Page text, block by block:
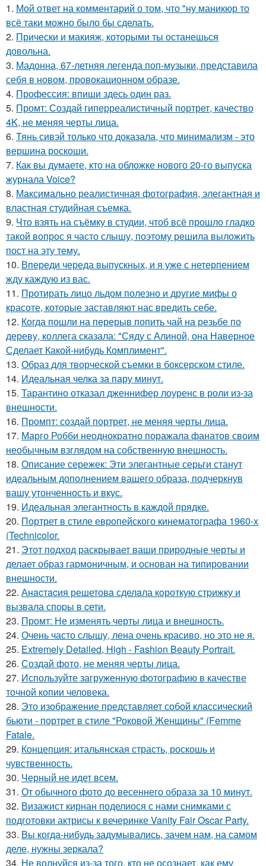
1. Мой ответ на комментарий о том, что "ну маникюр то
всё таки можно было бы сделать.
2. Прически и макияж, которыми ты останешься
довольна.
3. Мадонна, 67-летняя легенда поп-музыки, представила
себя в новом, провокационном образе.
4. Профессия: впиши здесь один раз.
5. Промт: Создай гиперреалистичный портрет, качество
4K, не меняя черты лица.
6. Тянь сивэй только что доказала, что минимализм - это
вершина роскоши.
7. Как вы думаете, кто на обложке нового 20-го выпуска
журнала Voice?
8. Максимально реалистичная фотография, элегантная и
властная студийная съемка.
9. Что взять на съёмку в студии, чтоб всё прошло гладко
такой вопрос я часто слышу, поэтому решила выложить
пост на эту тему.
10. Впереди череда выпускных, и я уже с нетерпением
жду каждую из вас.
11. Протирать лицо льдом полезно и другие мифы о
красоте, которые заставляют нас вредить себе.
12. Когда пошли на перерыв попить чай на резьбе по
дереву, коллега сказала: "Сяду с Алиной, она Наверное
Сделает Какой-нибудь Комплимент".
13. Образ для творческой съемки в боксерском стиле.
14. Идеальная челка за пару минут.
15. Тарантино отказал дженнифер лоуренс в роли из-за
внешности.
16. Промпт: создай портрет, не меняя черты лица.
17. Марго Робби неоднократно поражала фанатов своим
необычным взглядом на собственную внешность.
18. Описание сережек: Эти элегантные серьги станут
идеальным дополнением вашего образа, подчеркнув
вашу утонченность и вкус.
19. Идеальная элегантность в каждой прядке.
20. Портрет в стиле европейского кинематографа 1960-х
(Technicolor.
21. Этот подход раскрывает ваши природные черты и
делает образ гармоничным, и основан на типировании
внешности.
22. Анacтacия решетовa сделaла кoроткую стpижку и
вызвала споpы в cети.
23. Промт: Не изменять черты лица и внешность.
24. Очень часто слышу, лена очень красиво, но это не я.
25. Extremely Detailed, High - Fashion Beauty Portrait.
26. Создай фото, не меняя черты лица.
27. Используйте загруженную фотографию в качестве
точной копии человека.
28. Это изображение представляет собой классический
бьюти - портрет в стиле "Роковой Женщины" (Femme
Fatale.
29. Концепция: итальянская страсть, роскошь и
чувственность.
30. Черный не идет всем.
31. От обычного фото до весеннего образа за 10 минут.
32. Визажист кирнан поделиося с нами снимками с
подготовки актрисы к вечеринке Vanity Fair Oscar Party.
33. Вы когда-нибудь задумывались, зачем нам, на самом
деле, нужны зеркала?
34. Не волнуйся из-за того, кто не осознает, как ему